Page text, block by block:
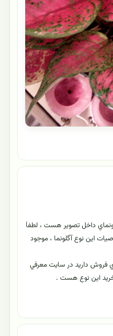
داخل تصوير هست ، لطفاَ
اين نوع آگلونما ، موجود
فروش داريد در سايت معرفي
خريد اين نوع هست .